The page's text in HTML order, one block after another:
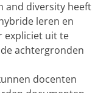
and diversity heeft
leren en
expliciet uit te
achtergronden
docenten